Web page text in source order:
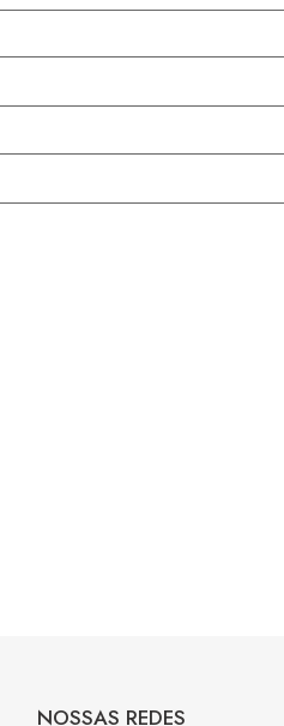
NOSSAS REDES